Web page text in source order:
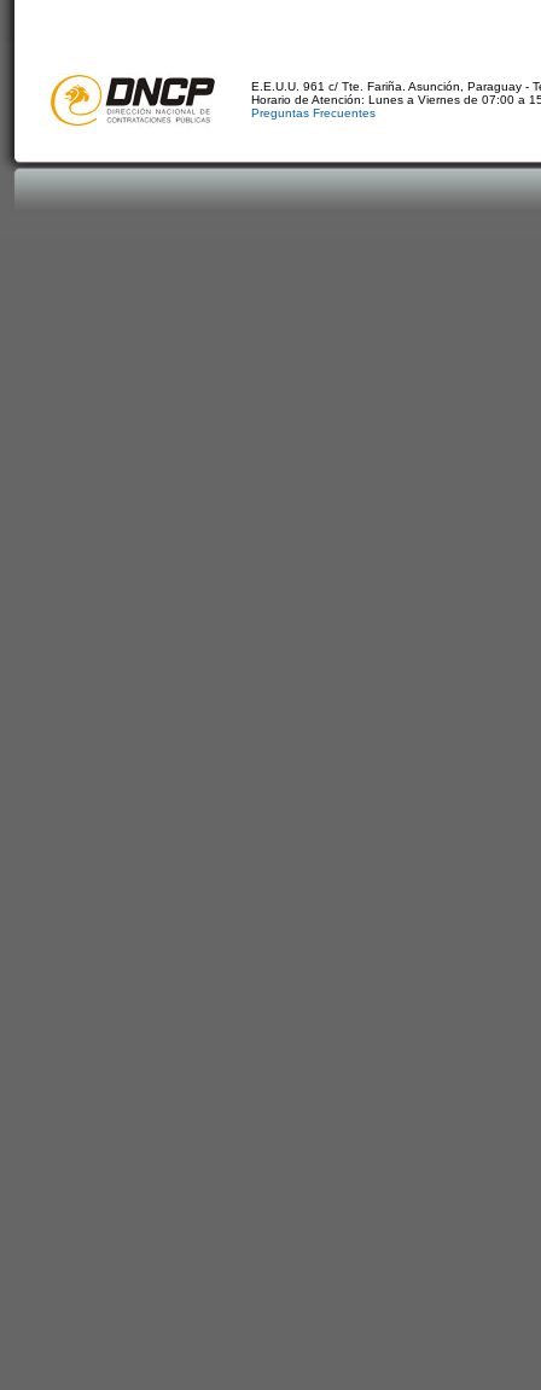
E.E.U.U. 961 c/ Tte. Fariña. Asunción, Paraguay -
Horario de Atención: Lunes a Viernes de 07:00 a
Preguntas Frecuentes